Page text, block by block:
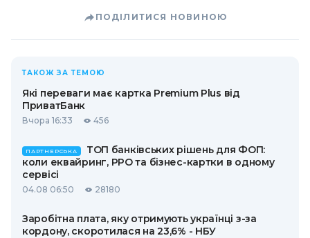
ПОДІЛИТИСЯ НОВИНОЮ
ТАКОЖ ЗА ТЕМОЮ
Які переваги має картка Premium Plus від
ПриватБанк
Вчора 16:33 456
ПАРТНЕРСЬКА
ТОП банківських рішень для ФОП:
коли еквайринг, РРО та бізнес-картки в одному
сервісі
04.08 06:50 28180
Заробітна плата, яку отримують українці з-за
кордону, скоротилася на 23,6% - НБУ